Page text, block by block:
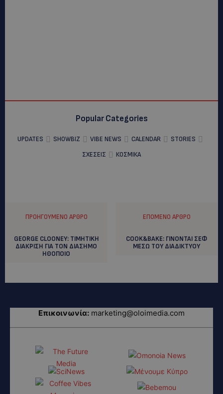
Popular Categories
UPDATES SHOWBIZ VIBE NEWS CALENDAR
STORIES
ΣΧΕΣΕΙΣ
ΚΟΣΜΙΚΑ
ΠΡΟΗΓΟΎΜΕΝΟ ΆΡΘΡΟ
GEORGE CLOONEY: TIMHTIKH
ΔΙΑΚΡΙΣΗ ΓΙΑ ΤΟΝ ΔΙΑΣΗΜΟ
ΗΘΟΠΟΙΟ
ΕΠΌΜΕΝΟ ΆΡΘΡΟ
COOK&BAKE: ΓΙΝΟΝΤΑΙ ΣΕΦ
ΜΕΣΩ ΤΟΥ ΔΙΑΔΙΚΤΥΟΥ
Επικοινωνία: marketing@oloimedia.com